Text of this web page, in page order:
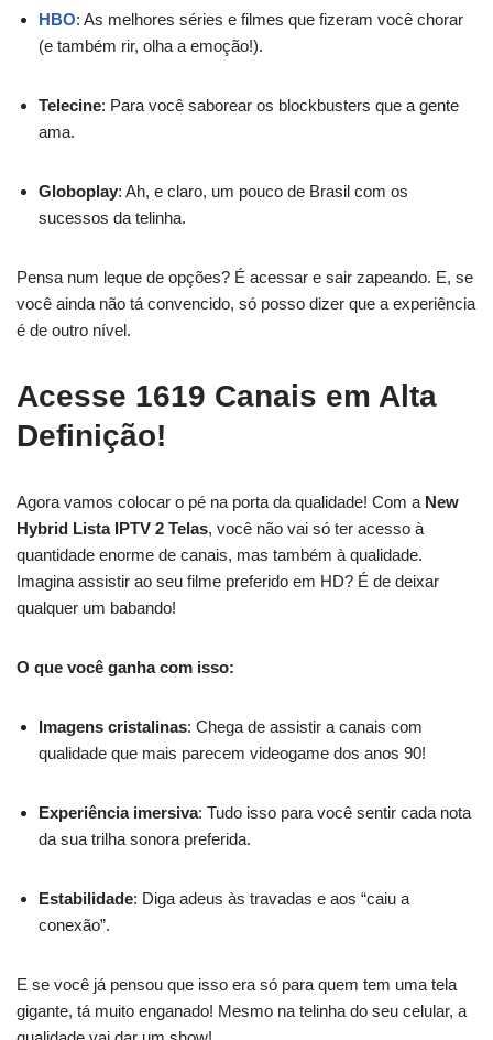
HBO: As melhores séries e filmes que fizeram você chorar
(e também rir, olha a emoção!).
Telecine: Para você saborear os blockbusters que a gente
ama.
Globoplay: Ah, e claro, um pouco de Brasil com os
sucessos da telinha.
Pensa num leque de opções? É acessar e sair zapeando. E, se
você ainda não tá convencido, só posso dizer que a experiência
é de outro nível.
Acesse 1619 Canais em Alta
Definição!
Agora vamos colocar o pé na porta da qualidade! Com a New
Hybrid Lista IPTV 2 Telas, você não vai só ter acesso à
quantidade enorme de canais, mas também à qualidade.
Imagina assistir ao seu filme preferido em HD? É de deixar
qualquer um babando!
O que você ganha com isso:
Imagens cristalinas: Chega de assistir a canais com
qualidade que mais parecem videogame dos anos 90!
Experiência imersiva: Tudo isso para você sentir cada nota
da sua trilha sonora preferida.
Estabilidade: Diga adeus às travadas e aos “caiu a
conexão”.
E se você já pensou que isso era só para quem tem uma tela
gigante, tá muito enganado! Mesmo na telinha do seu celular, a